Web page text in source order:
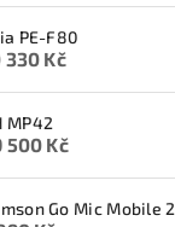
PE-F80
330 Kč
MP42
500 Kč
Go Mic Mobile 2